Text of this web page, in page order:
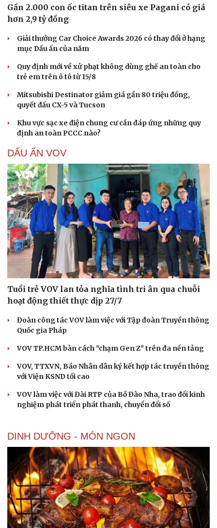
Gần 2.000 con ốc titan trên siêu xe Pagani có giá
hơn 2,9 tỷ đồng
Giải thưởng Car Choice Awards 2026 có thay đổi ở hạng
mục Dấu ấn của năm
Quy định mới về xử phạt không dùng ghế an toàn cho
trẻ em trên ô tô từ 15/8
Mitsubishi Destinator giảm giá gần 80 triệu đồng,
quyết đấu CX-5 và Tucson
Khu vực sạc xe điện chung cư cần đáp ứng những quy
định an toàn PCCC nào?
DẤU ẤN VOV
Tuổi trẻ VOV lan tỏa nghĩa tình tri ân qua chuỗi
hoạt động thiết thực dịp 27/7
Đoàn công tác VOV làm việc với Tập đoàn Truyền thông
Quốc gia Pháp
VOV TP.HCM bàn cách "chạm Gen Z" trên đa nền tảng
VOV, TTXVN, Báo Nhân dân ký kết hợp tác truyền thông
với Viện KSND tối cao
VOV làm việc với Đài RTP của Bồ Đào Nha, trao đổi kinh
nghiệm phát triển phát thanh, chuyển đổi số
DINH DƯỠNG - MÓN NGON